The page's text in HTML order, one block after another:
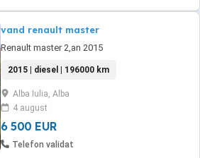
vand renault master
Renault master 2,an 2015
2015 | diesel | 196000 km
Alba Iulia, Alba
4 august
6 500 EUR
Telefon validat